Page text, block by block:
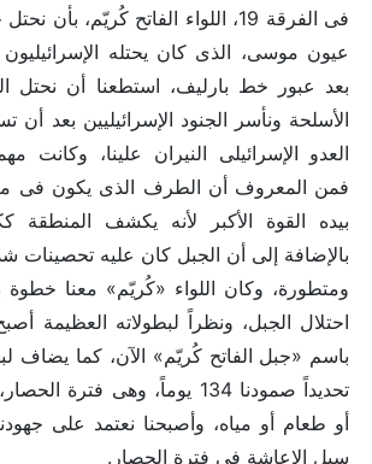
فى الفرقة 19، اللواء الفاتح كُريّم،
عيون موسى، الذى كان يحتله الإسرائيليون
بعد عبور خط بارليف، استطعنا أن نحتل
الأسلحة ونأسر الجنود الإسرائيليين بعد
العدو الإسرائيلى النيران علينا، وكانت
فمن المعروف أن الطرف الذى يكون فى
بيده القوة الأكبر لأنه يكشف المنطقة
بالإضافة إلى أن الجبل كان عليه تحصينات
ومتطورة، وكان اللواء «كُريّم» معنا خطوة
احتلال الجبل، ونظراً لبطولاته العظيمة
باسم «جبل الفاتح كُريّم» الآن، كما يضاف
تحديداً صمودنا 134 يوماً، وهى
أو طعام أو مياه، وأصبحنا نعتمد على
سبل الإعاشة فى فترة الحصار.